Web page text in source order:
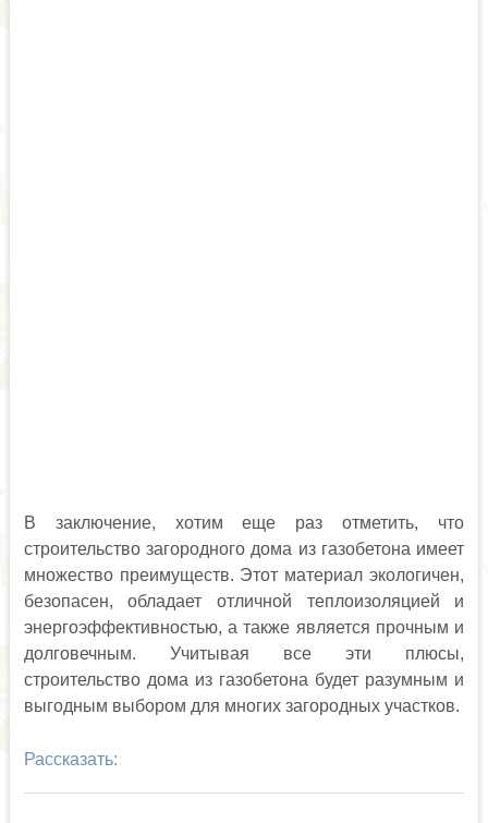
В заключение, хотим еще раз отметить, что
строительство загородного дома из газобетона имеет
множество преимуществ. Этот материал экологичен,
безопасен, обладает отличной теплоизоляцией и
энергоэффективностью, а также является прочным и
долговечным. Учитывая все эти плюсы,
строительство дома из газобетона будет разумным и
выгодным выбором для многих загородных участков.
Рассказать: